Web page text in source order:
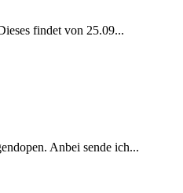
findet von 25.09...
Anbei sende ich...